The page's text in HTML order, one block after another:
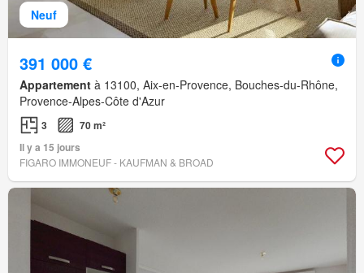
Neuf
391 000 €
Appartement à 13100, Aix-en-Provence, Bouches-du-Rhône,
Provence-Alpes-Côte d'Azur
3
70 m²
Il y a 15 jours
FIGARO IMMONEUF - KAUFMAN & BROAD